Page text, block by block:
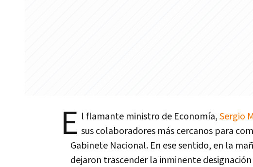
E l flamante ministro de Economía,Sergio
sus colaboradores más cercanos para
Gabinete Nacional. En ese sentido, en la
dejaron trascender la inminente